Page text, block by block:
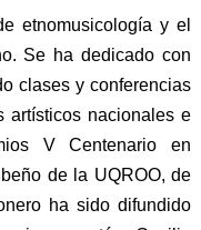
etnomusicología y el
Se ha dedicado con
clases y conferencias
artísticos nacionales e
V Centenario en
de la UQROO, de
ha sido difundido